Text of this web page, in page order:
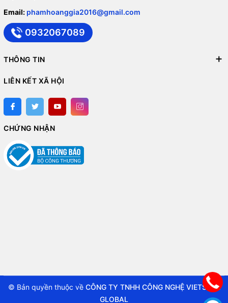
Email: phamhoanggia2016@gmail.com
0932067089
THÔNG TIN
LIÊN KẾT XÃ HỘI
CHỨNG NHẬN
© Bản quyền thuộc về CÔNG TY TNHH CÔNG NGHỆ VIETSTAR
GLOBAL